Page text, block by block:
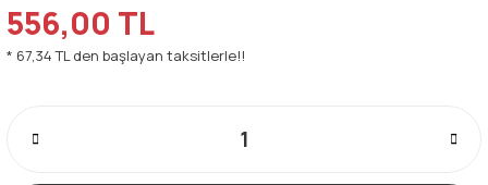
556,00 TL
* 67,34 TL den başlayan taksitlerle!!